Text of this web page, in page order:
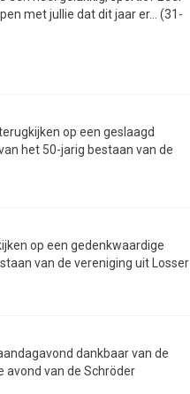
met jullie dat dit jaar er... (31-
op een geslaagd
het 50-jarig bestaan van de
op een gedenkwaardige
van de vereniging uit Losser
dankbaar van de
avond van de Schröder